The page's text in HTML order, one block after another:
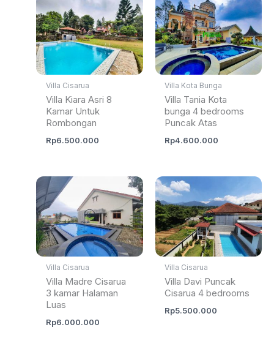
Villa Cisarua
Villa Kiara Asri 8
Kamar Untuk
Rombongan
Rp6.500.000
Villa Kota Bunga
Villa Tania Kota
bunga 4 bedrooms
Puncak Atas
Rp4.600.000
Villa Cisarua
Villa Madre Cisarua
3 kamar Halaman
Luas
Rp6.000.000
Villa Cisarua
Villa Davi Puncak
Cisarua 4 bedrooms
Rp5.500.000